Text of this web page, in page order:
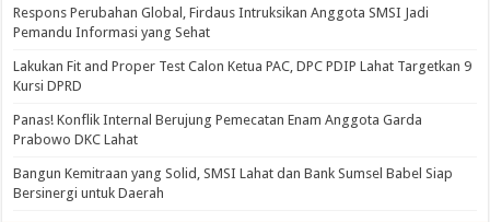
Respons Perubahan Global, Firdaus Intruksikan Anggota SMSI Jadi
Pemandu Informasi yang Sehat
Lakukan Fit and Proper Test Calon Ketua PAC, DPC PDIP Lahat Targetkan 9
Kursi DPRD
Panas! Konflik Internal Berujung Pemecatan Enam Anggota Garda
Prabowo DKC Lahat
Bangun Kemitraan yang Solid, SMSI Lahat dan Bank Sumsel Babel Siap
Bersinergi untuk Daerah